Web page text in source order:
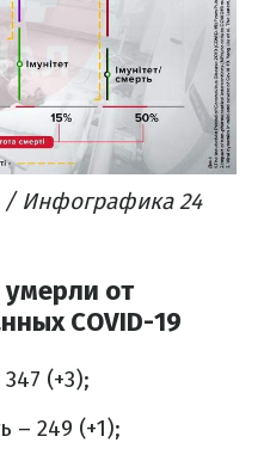
/ Инфографика 24
от
COVID-19
(+3);
– 249 (+1);